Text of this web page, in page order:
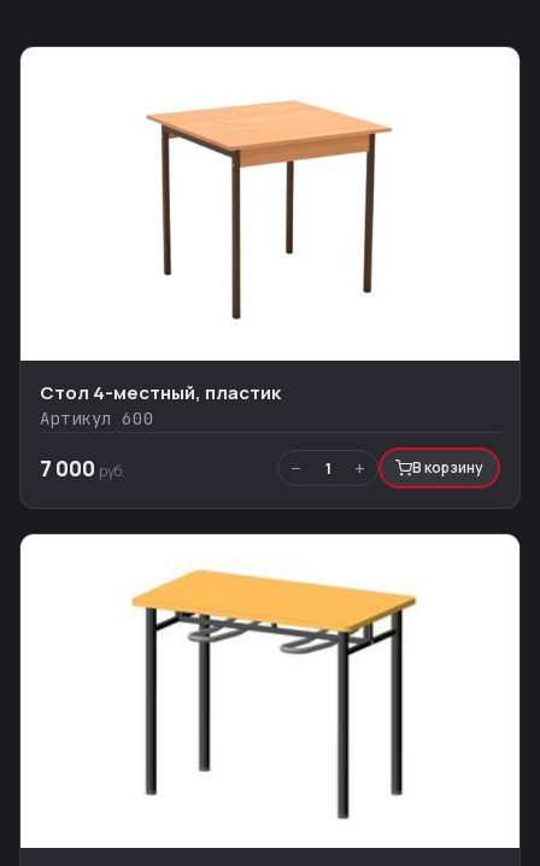
Стол 4-местный, пластик
Артикул 600
7 000 руб. − 1 + В корзину